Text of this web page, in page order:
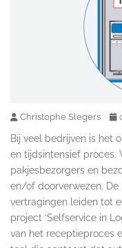
Christophe Slegers
Bij veel bedrijven is het
en tijdsintensief proces.
pakjesbezorgers en
en/of doorverwezen.
vertragingen leiden tot
project ‘Selfservice in
van het receptieproces